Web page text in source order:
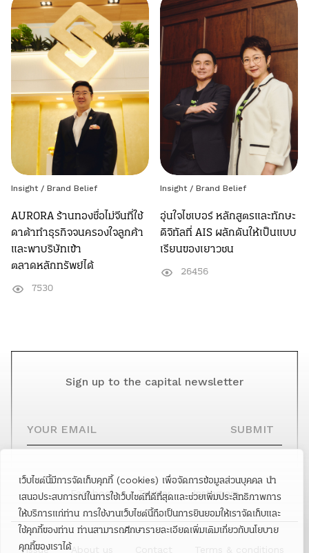
เว็บไซต์นี้มีการจัดเก็บคุกกี้ (cookies) เพื่อจัดการข้อมูลส่วนบุคคล นำ
เสนอประสบการณ์ในการใช้เว็บไซต์ที่ดีที่สุดและช่วยเพิ่มประสิทธิภาพการ
ให้บริการแก่ท่าน การใช้งานเว็บไซต์นี้ถือเป็นการยินยอมให้เราจัดเก็บและ
ใช้คุกกี้ของท่าน ท่านสามารถศึกษารายละเอียดเพิ่มเติมเกี่ยวกับนโยบาย
คุกกี้ของเราได้
Insight / Brand Belief
AURORA ร้านทองชื่อไม่จีนที่ใช้
ดาต้าทำธุรกิจจนครองใจลูกค้า
และพาบริษัทเข้า
ตลาดหลักทรัพย์ได้
7530
Insight / Brand Belief
อุ่นใจไซเบอร์ หลักสูตรและทักษะ
ดิจิทัลที่ AIS ผลักดันให้เป็นแบบ
เรียนของเยาวชน
26456
Sign up to the capital newsletter
SUBMIT
Facebook Twitter Instagram
Issue About us